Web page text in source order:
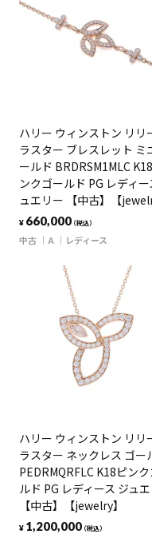
ハリー ウィンストン リリ
ラスター ブレスレット ミ
ールド BRDRSM1MLC
ンクゴールド PG レディー
ュエリー 【中古】【
¥ 660,000（税込）
中古 A レディース
ハリー ウィンストン リリ
ラスター ネックレス ゴー
PEDRMQRFLC K18ピン
ルド PG レディース ジュ
【中古】【jewelry】
¥ 1,200,000（税込）